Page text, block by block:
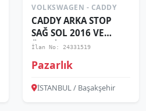
VOLKSWAGEN - CADDY
CADDY ARKA STOP
SAĞ SOL 2016 VE
ÜZERİ / KAMPANYA
İlan No: 24331519
Pazarlık
İSTANBUL / Başakşehir